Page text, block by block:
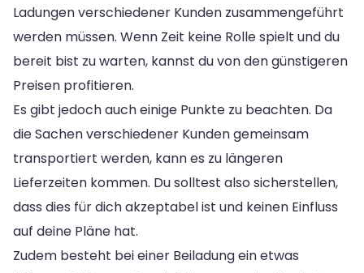
Ladungen verschiedener Kunden zusammengeführt
werden müssen. Wenn Zeit keine Rolle spielt und du
bereit bist zu warten, kannst du von den günstigeren
Preisen profitieren.
Es gibt jedoch auch einige Punkte zu beachten. Da
die Sachen verschiedener Kunden gemeinsam
transportiert werden, kann es zu längeren
Lieferzeiten kommen. Du solltest also sicherstellen,
dass dies für dich akzeptabel ist und keinen Einfluss
auf deine Pläne hat.
Zudem besteht bei einer Beiladung ein etwas